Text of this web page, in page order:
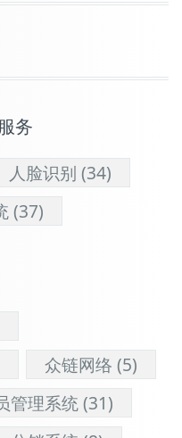
务
人脸识别 (34)
(37)
众链网络 (5)
管理系统(31)